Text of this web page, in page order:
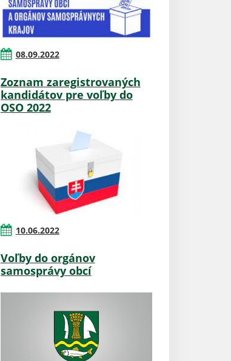
08.09.2022
Zoznam zaregistrovaných
kandidátov pre voľby do
OSO 2022
10.06.2022
Voľby do orgánov
samosprávy obcí